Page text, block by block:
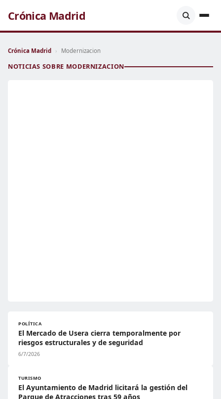
Crónica Madrid
Crónica Madrid › Modernizacion
NOTICIAS SOBRE MODERNIZACION
POLÍTICA
El Mercado de Usera cierra temporalmente por
riesgos estructurales y de seguridad
6/7/2026
TURISMO
El Ayuntamiento de Madrid licitará la gestión del
Parque de Atracciones tras 59 años